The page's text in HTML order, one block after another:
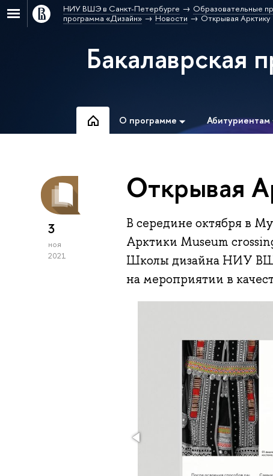
НИУ ВШЭ в Санкт-Петербурге Образовательные
программа «Дизайн»
Новости Открывая Арктику
Бакалаврская
О программе Абитуриентам
3
ноя
2021
Открывая
В середине октября в
Арктики Museum
Школы дизайна НИУ
на мероприятии в